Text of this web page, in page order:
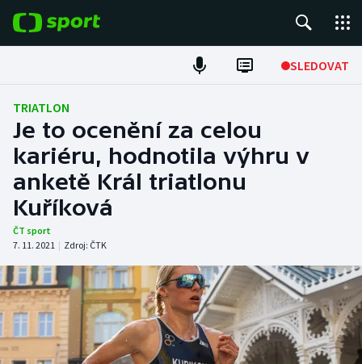
SLEDOVAT
Fotbal
Hokej
Tenis
Atletika
DALŠÍ SPORTY
Americký fotbal
NEPŘEHLÉDNĚTE
TRIATLON
Je to ocenění za celou
kariéru, hodnotila výhru v
anketě Král triatlonu
Kuříková
ČT sport
7. 11. 2021 | Zdroj: ČTK